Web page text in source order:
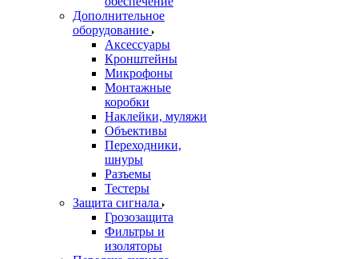
Дополнительное
оборудование
Аксессуары
Кронштейны
Микрофоны
Монтажные
коробки
Наклейки, муляжи
Объективы
Переходники,
шнуры
Разъемы
Тестеры
Защита сигнала
Грозозащита
Фильтры и
изоляторы